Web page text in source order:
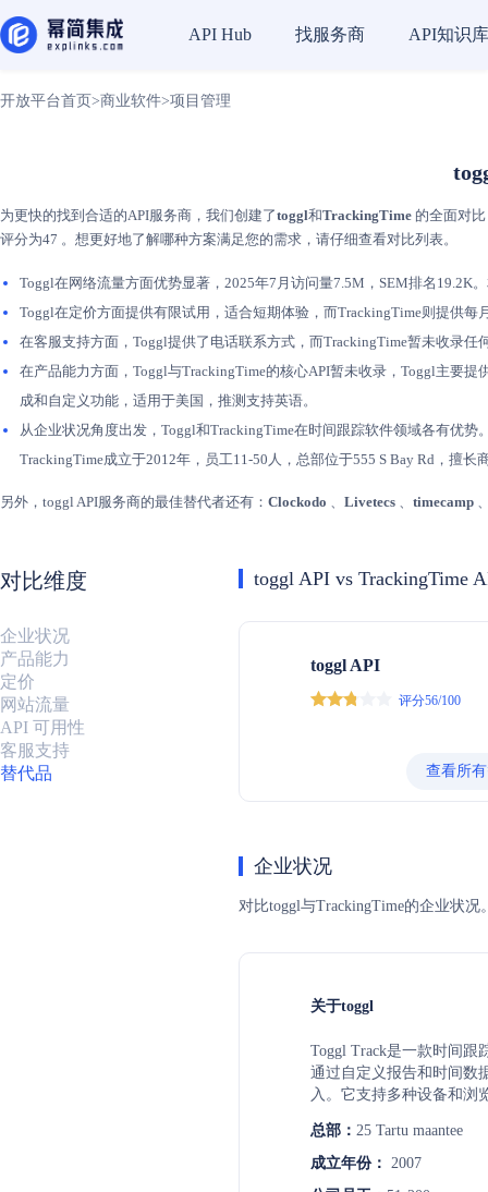
API Hub 找服务商 API知识库
开放平台首页 >商业软件>项目管理
为更快的找到合适的API服务商，我们创建了toggl和TrackingTime 的全面对
评分为47 。想更好地了解哪种方案满足您的需求，请仔细查看对比列表。
Toggl在网络流量方面优势显著，2025年7月访问量7.5M，SEM排名19.2K
Toggl在定价方面提供有限试用，适合短期体验，而TrackingTime则提供
在客服支持方面，Toggl提供了电话联系方式，而TrackingTime暂未收录
在产品能力方面，Toggl与TrackingTime的核心API暂未收录，Toggl主要
成和自定义功能，适用于美国，推测支持英语。
从企业状况角度出发，Toggl和TrackingTime在时间跟踪软件领域各有优
TrackingTime成立于2012年，员工11-50人，总部位于555 S Bay Rd，擅
另外，toggl API服务商的最佳替代者还有： Clockodo 、 Livetecs 、 timecamp
对比维度
企业状况
产品能力
定价
网站流量
API 可用性
客服支持
替代品
toggl API vs TrackingTime
toggl API
评分56/100
查看所
企业状况
对比toggl与TrackingTime的企业状
关于toggl
Toggl Track是一款时间跟
通过自定义报告和时间数
入。它支持多种设备和浏
间跟踪，无需信用卡即可
总部： 25 Tartu maantee
成立年份： 2007